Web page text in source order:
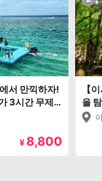
서 만끽하자!
3시간 무제
¥ 8,800
【
을